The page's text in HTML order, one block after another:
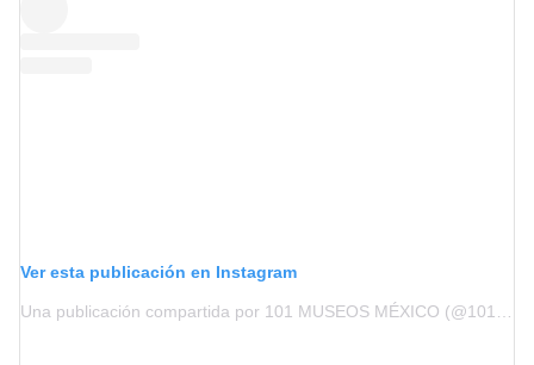
Ver esta publicación en Instagram